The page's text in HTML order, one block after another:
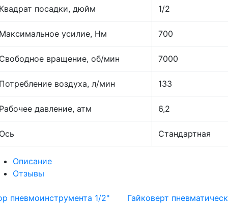
посадки, дюйм 1/2
усилие, Нм 700
вращение, об/мин 7000
воздуха, л/мин 133
давление, атм 6,2
Стандартная
Описание
Отзывы
пневмоинструмента 1/2"
Гайковерт